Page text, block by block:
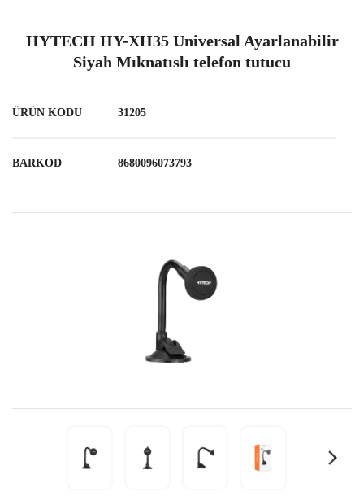
HYTECH HY-XH35 Universal Ayarlanabilir
Siyah Mıknatıslı telefon tutucu
ÜRÜN KODU 31205
BARKOD 8680096073793